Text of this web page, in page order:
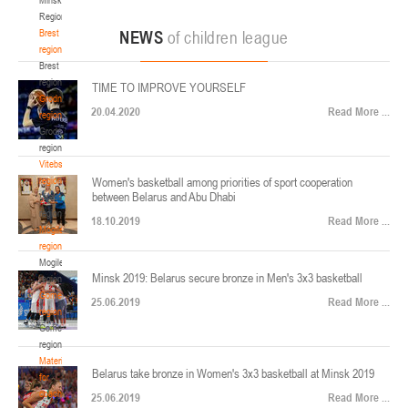
Region
Brest
region
Brest
region
Grodno
region
Grodno
region
Vitebsk
region
Vitebsk
region
Mogilev
region
Mogilev
region
Gomel
region
Gomel
region
Materials
for
coaches
ул. Ленинградская, 4
Минск
Финал четырех – юноши 2014-2015 гг.р., Дивизион 2, 22-24 апреля 2026 г., г.
Минск, ул. Стадионная, 3
U-12, девушки
V тур – девушки 2014-2015 гг.р., Дивизион 1, 17-19 апреля 2026 г., г. Гомель,
ул. Б.Хмельницкого, 118а
Минск
Финал 4-х – девушки 2010-2011 гг.р., Дивизион 2, 14-16 апреля 2026 г., г.
Минск, ул. Стадионная, 3
NEWS of children league
TIME TO IMPROVE YOURSELF
20.04.2020 Read More ...
Women's basketball among priorities of sport cooperation
between Belarus and Abu Dhabi
18.10.2019 Read More ...
Minsk 2019: Belarus secure bronze in Men's 3x3 basketball
25.06.2019 Read More ...
Belarus take bronze in Women's 3x3 basketball at Minsk 2019
25.06.2019 Read More ...